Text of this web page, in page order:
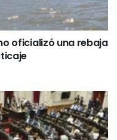
oficializó una rebaja